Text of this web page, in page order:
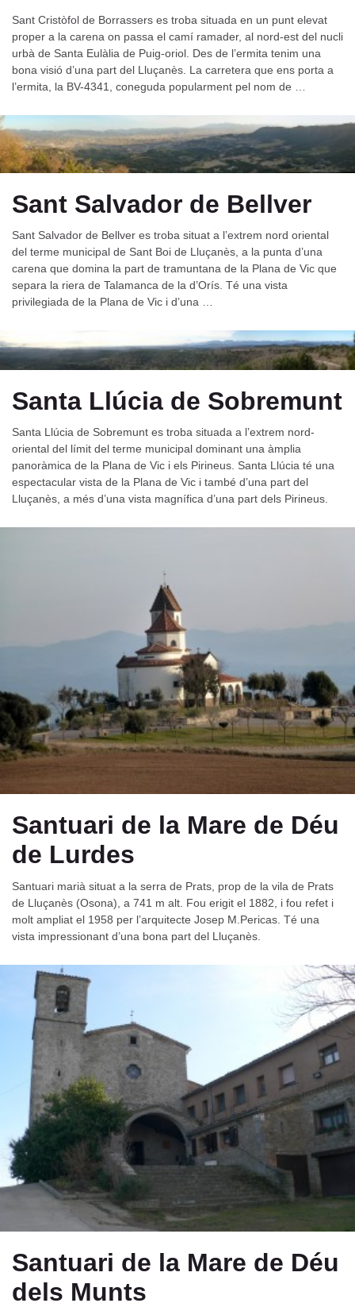
Sant Cristòfol de Borrassers es troba situada en un punt elevat
proper a la carena on passa el camí ramader, al nord-est del nucli
urbà de Santa Eulàlia de Puig-oriol. Des de l’ermita tenim una
bona visió d’una part del Lluçanès. La carretera que ens porta a
l’ermita, la BV-4341, coneguda popularment pel nom de …
Sant Salvador de Bellver
Sant Salvador de Bellver es troba situat a l’extrem nord oriental
del terme municipal de Sant Boi de Lluçanès, a la punta d’una
carena que domina la part de tramuntana de la Plana de Vic que
separa la riera de Talamanca de la d’Orís. Té una vista
privilegiada de la Plana de Vic i d’una …
Santa Llúcia de Sobremunt
Santa Llúcia de Sobremunt es troba situada a l’extrem nord-
oriental del límit del terme municipal dominant una àmplia
panoràmica de la Plana de Vic i els Pirineus. Santa Llúcia té una
espectacular vista de la Plana de Vic i també d’una part del
Lluçanès, a més d’una vista magnífica d’una part dels Pirineus.
Santuari de la Mare de Déu
de Lurdes
Santuari marià situat a la serra de Prats, prop de la vila de Prats
de Lluçanès (Osona), a 741 m alt. Fou erigit el 1882, i fou refet i
molt ampliat el 1958 per l’arquitecte Josep M.Pericas. Té una
vista impressionant d’una bona part del Lluçanès.
Santuari de la Mare de Déu
dels Munts